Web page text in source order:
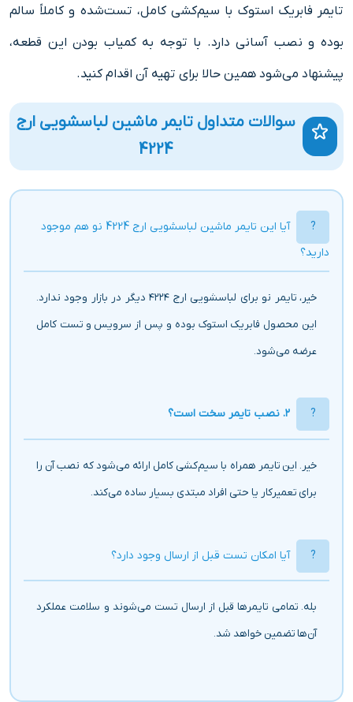
تایمر فابریک استوک با سیم‌کشی کامل، تست‌شده و کاملاً سالم
بوده و نصب آسانی دارد. با توجه به کمیاب بودن این قطعه،
پیشنهاد می‌شود همین حالا برای تهیه آن اقدام کنید.
سوالات متداول تایمر ماشین لباسشویی ارج
4224
آیا این تایمر ماشین لباسشویی ارج 4224 نو هم موجود
دارید؟
خیر، تایمر نو برای لباسشویی ارج ۴۲۲۴ دیگر در بازار وجود ندارد.
این محصول فابریک استوک بوده و پس از سرویس و تست کامل
عرضه می‌شود.
۲. نصب تایمر سخت است؟
خیر. این تایمر همراه با سیم‌کشی کامل ارائه می‌شود که نصب آن را
برای تعمیرکار یا حتی افراد مبتدی بسیار ساده می‌کند.
آیا امکان تست قبل از ارسال وجود دارد؟
بله. تمامی تایمرها قبل از ارسال تست می‌شوند و سلامت عملکرد
آن‌ها تضمین خواهد شد.